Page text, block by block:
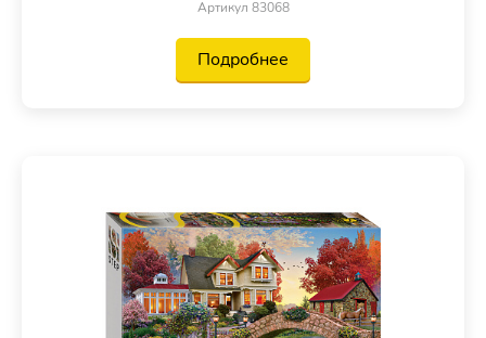
Артикул 83068
Подробнее